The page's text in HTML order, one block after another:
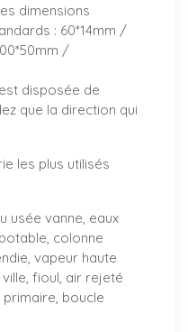
dimensions
: 60*14mm /
/
disposée de
que la direction qui
les plus utilisés
usée vanne, eaux
colonne
vapeur haute
fioul, air rejeté
boucle